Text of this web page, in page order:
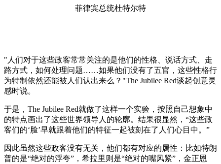
菲律宾总统杜特尔特
"人们对于这些政客常常关注的是他们的性格、说话方式、走
路方式，如何处理问题……如果他们没有了五官，这些性格行
为特制依然还能被人们认出来么？"The Jubilee Red谈起创意灵
感时说。
于是，The Jubilee Red就做了这样一个实验，按照自己想象中
的特点画出了这些世界领导人的轮廓。结果很显然，“这些政
客们的‘脸’早就跟着他们的特征一起被刻在了人们心目中。”
因此虽然这些政客没有无关，他们都有对应的属性：比如特朗
普的是“绝对的浮夸”，希拉里则是“绝对的嘴风紧”，金正恩